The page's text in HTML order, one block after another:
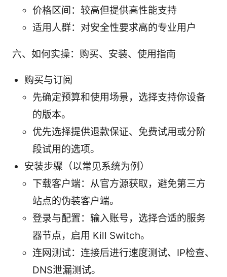
价格区间：较高但提供高性能支持
适用人群：对安全性要求高的专业用户
六、如何实操：购买、安装、使用指南
购买与订阅
先确定预算和使用场景，选择支持你设备
的版本。
优先选择提供退款保证、免费试用或分阶
段试用的选项。
安装步骤（以常见系统为例）
下载客户端：从官方源获取，避免第三方
站点的伪装客户端。
登录与配置：输入账号，选择合适的服务
器节点，启用 Kill Switch。
连网测试：连接后进行速度测试、IP检查、
DNS泄漏测试。